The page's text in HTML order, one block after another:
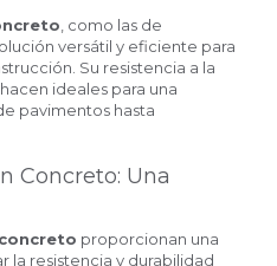
, como las de
versátil y eficiente para
Su resistencia a la
ideales para una
pavimentos hasta
Concreto: Una
proporcionan una
la resistencia y durabilidad